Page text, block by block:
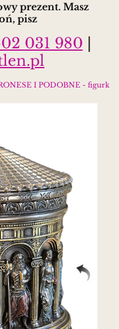
prezent. Masz
pisz
031 980
I PODOBNE - figurki,